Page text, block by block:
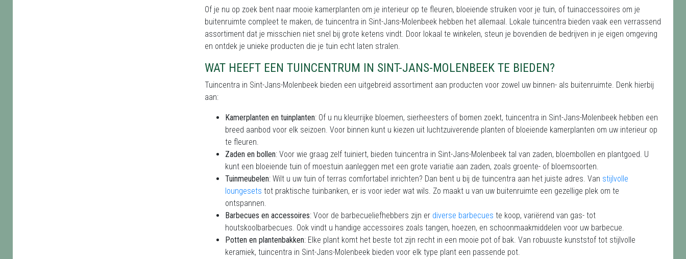
Of je nu op zoek bent naar mooie kamerplanten om je interieur op te fleuren, bloeiende struiken voor je tuin, of tuinaccessoires om je
buitenruimte compleet te maken, de tuincentra in Sint-Jans-Molenbeek hebben het allemaal. Lokale tuincentra bieden vaak een verrassend
assortiment dat je misschien niet snel bij grote ketens vindt. Door lokaal te winkelen, steun je bovendien de bedrijven in je eigen omgeving
en ontdek je unieke producten die je tuin echt laten stralen.
WAT HEEFT EEN TUINCENTRUM IN SINT-JANS-MOLENBEEK TE BIEDEN?
Tuincentra in Sint-Jans-Molenbeek bieden een uitgebreid assortiment aan producten voor zowel uw binnen- als buitenruimte. Denk hierbij
aan:
Kamerplanten en tuinplanten: Of u nu kleurrijke bloemen, sierheesters of bomen zoekt, tuincentra in Sint-Jans-Molenbeek hebben een
breed aanbod voor elk seizoen. Voor binnen kunt u kiezen uit luchtzuiverende planten of bloeiende kamerplanten om uw interieur op
te fleuren.
Zaden en bollen: Voor wie graag zelf tuiniert, bieden tuincentra in Sint-Jans-Molenbeek tal van zaden, bloembollen en plantgoed. U
kunt een bloeiende tuin of moestuin aanleggen met een grote variatie aan zaden, zoals groente- of bloemsoorten.
Tuinmeubelen: Wilt u uw tuin of terras comfortabel inrichten? Dan bent u bij de tuincentra aan het juiste adres. Van stijlvolle
loungesets tot praktische tuinbanken, er is voor ieder wat wils. Zo maakt u van uw buitenruimte een gezellige plek om te
ontspannen.
Barbecues en accessoires: Voor de barbecueliefhebbers zijn er diverse barbecues te koop, variërend van gas- tot
houtskoolbarbecues. Ook vindt u handige accessoires zoals tangen, hoezen, en schoonmaakmiddelen voor uw barbecue.
Potten en plantenbakken: Elke plant komt het beste tot zijn recht in een mooie pot of bak. Van robuuste kunststof tot stijlvolle
keramiek, tuincentra in Sint-Jans-Molenbeek bieden voor elk type plant een passende pot.